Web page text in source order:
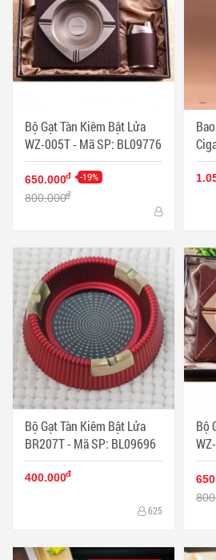
Bộ Gạt Tàn Kiêm Bật Lửa
WZ-005T - Mã SP: BL09776
650.000đ -19%
800.000đ
Bộ Gạt Tàn Kiêm Bật Lửa
BR207T - Mã SP: BL09696
400.000đ
625
Bộ